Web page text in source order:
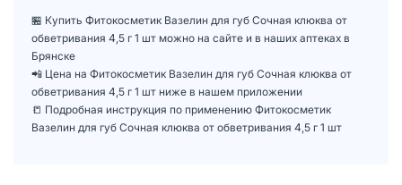
🏪 Купить Фитокосметик Вазелин для губ Сочная клюква от
обветривания 4,5 г 1 шт можно на сайте и в наших аптеках в
Брянске
📲 Цена на Фитокосметик Вазелин для губ Сочная клюква от
обветривания 4,5 г 1 шт ниже в нашем приложении
📒 Подробная инструкция по применению Фитокосметик
Вазелин для губ Сочная клюква от обветривания 4,5 г 1 шт